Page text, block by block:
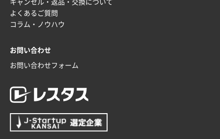
ラミネート紙袋 規格L4サイズ(B4対応)
2025年12月04日 17:34
値段が安かった。
兵庫県のお客様
スタンダードメモ100P
ロゴが入れられること
大阪府E社様
ECOワンポイントポリ袋 A4サイズ（白）
キャンセル・返品・交換について
よくあるご質問
コラム・ノウハウ
お問い合わせ
お問い合わせフォーム